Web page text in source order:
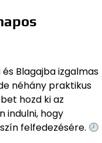
Blagajba izgalmas
néhány praktikus
hozd ki az
indulni, hogy
felfedezésére.